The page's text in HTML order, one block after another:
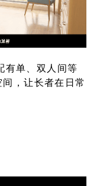
有单、双人间等
，让长者在日常